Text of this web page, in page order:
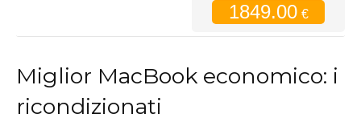
1849.00 €
Miglior MacBook economico: i
ricondizionati